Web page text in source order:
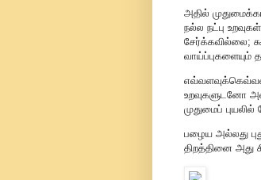
அதில்
நல்ல நட்பு
சேர்க்கவில்லை;
வாய்ப்புகளையும்
உறவுகளுடனோ
முதுமைப்
பழைய அல்லது
திறத்தினை அது